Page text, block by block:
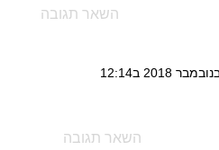
השאר תגובה
השאר תגובה